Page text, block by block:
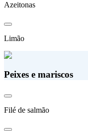
Azeitonas
Limão
Peixes e mariscos
Filé de salmão